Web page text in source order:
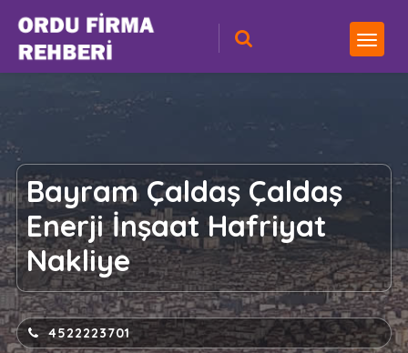
Bayram Çaldaş Çaldaş
Enerji İnşaat Hafriyat
Nakliye
4522223701